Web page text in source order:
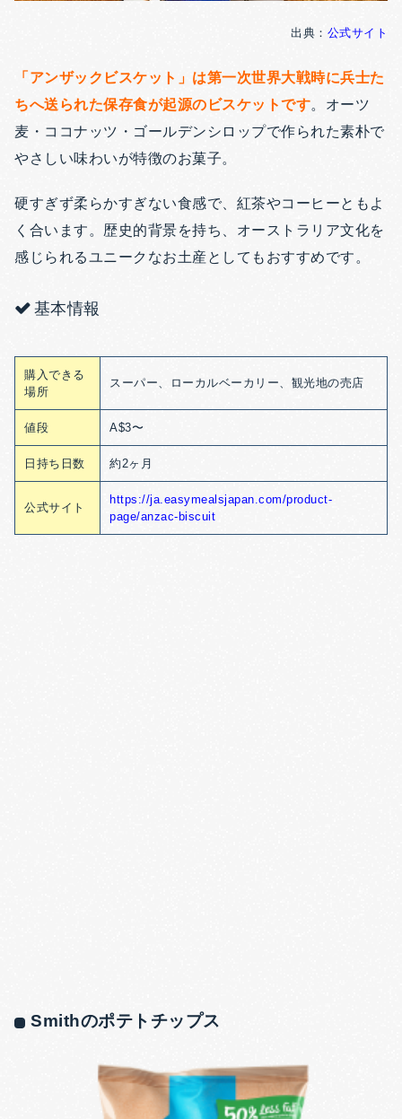
出典： 公式サイト
「アンザックビスケット」は第一次世界大戦時に兵士た
ちへ送られた保存食が起源のビスケットです。オーツ
麦・ココナッツ・ゴールデンシロップで作られた素朴で
やさしい味わいが特徴のお菓子。
硬すぎず柔らかすぎない食感で、紅茶やコーヒーともよ
く合います。歴史的背景を持ち、オーストラリア文化を
感じられるユニークなお土産としてもおすすめです。
基本情報
購入できる
場所
スーパー、ローカルベーカリー、観光地の売店
値段 A$3〜
日持ち日数 約2ヶ月
公式サイト
https://ja.easymealsjapan.com/product-
page/anzac-biscuit
Smithのポテトチップス